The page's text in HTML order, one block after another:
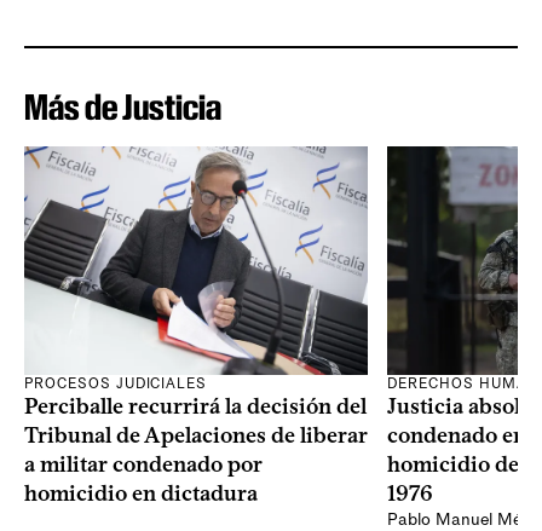
Más de Justicia
PROCESOS JUDICIALES
Perciballe recurrirá la decisión del
Tribunal de Apelaciones de liberar
a militar condenado por
homicidio en dictadura
DERECHOS
Justicia
condenado en
homicidio de
1976
Pablo Manuel